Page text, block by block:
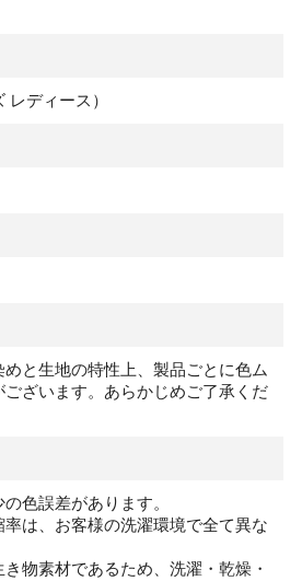
ディース）
と生地の特性上、製品ごとに色ム
ざいます。あらかじめご了承くだ
色誤差があります。
は、お客様の洗濯環境で全て異な
物素材であるため、洗濯・乾燥・